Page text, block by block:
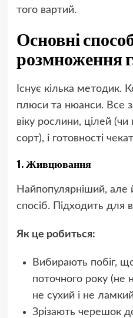
того вартий.
Основні
розмноження
Існує кілька методик.
плюси та нюанси. Все
віку рослини, цілей (чи
сорт), і готовності
1. Живцювання
Найпопулярніший, але
спосіб. Підходить для
Як це робиться:
Вибирають побіг,
поточного року
не сухий і не
Зрізають черешок